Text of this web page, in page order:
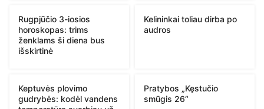
Rugpjūčio 3-iosios
horoskopas: trims
ženklams ši diena bus
išskirtinė
Kelininkai toliau dirba po
audros
Keptuvės plovimo
gudrybės: kodėl vandens
Pratybos „Kęstučio
smūgis 26“